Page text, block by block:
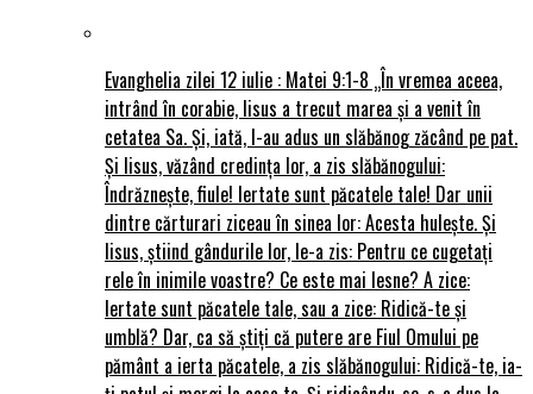
Evanghelia zilei 12 iulie : Matei 9:1-8 „În vremea aceea,
intrând în corabie, Iisus a trecut marea și a venit în
cetatea Sa. Și, iată, I-au adus un slăbănog zăcând pe pat.
Și Iisus, văzând credința lor, a zis slăbănogului:
Îndrăznește, fiule! Iertate sunt păcatele tale! Dar unii
dintre cărturari ziceau în sinea lor: Acesta hulește. Și
Iisus, știind gândurile lor, le-a zis: Pentru ce cugetați
rele în inimile voastre? Ce este mai lesne? A zice:
Iertate sunt păcatele tale, sau a zice: Ridică-te și
umblă? Dar, ca să știți că putere are Fiul Omului pe
pământ a ierta păcatele, a zis slăbănogului: Ridică-te, ia-